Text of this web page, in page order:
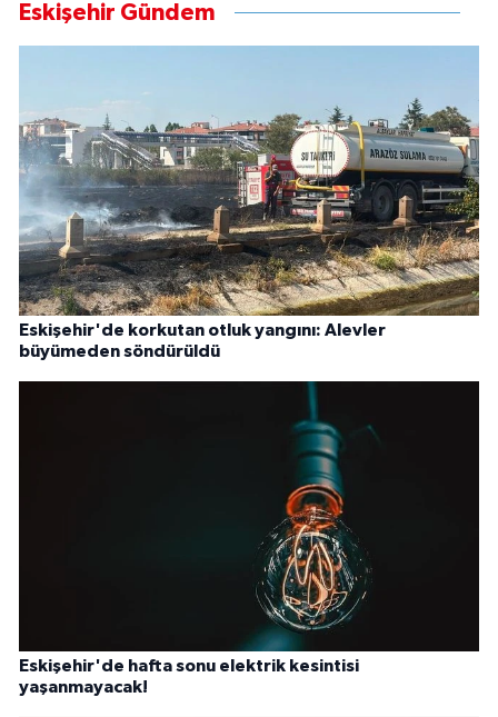
Eskişehir Gündem
Eskişehir'de korkutan otluk yangını: Alevler
büyümeden söndürüldü
Eskişehir'de hafta sonu elektrik kesintisi
yaşanmayacak!